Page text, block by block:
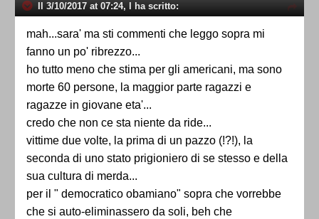
Il 3/10/2017 at 07:24, l ha scritto:
mah...sara' ma sti commenti che leggo sopra mi
fanno un po' ribrezzo...
ho tutto meno che stima per gli americani, ma sono
morte 60 persone, la maggior parte ragazzi e
ragazze in giovane eta'...
credo che non ce sta niente da ride...
vittime due volte, la prima di un pazzo (!?!), la
seconda di uno stato prigioniero di se stesso e della
sua cultura di merda...
per il " democratico obamiano" sopra che vorrebbe
che si auto-eliminassero da soli, beh che